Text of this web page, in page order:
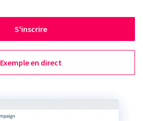
S'inscrire
Exemple en direct